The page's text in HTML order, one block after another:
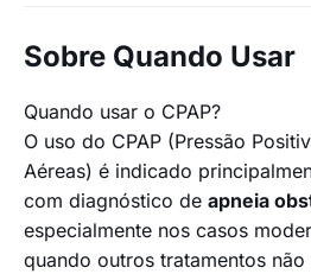
Sobre Quando Usar
Quando usar o CPAP?
O uso do CPAP (Pressão
Aéreas) é indicado
com diagnóstico de apneia
especialmente nos casos
quando outros tratamentos